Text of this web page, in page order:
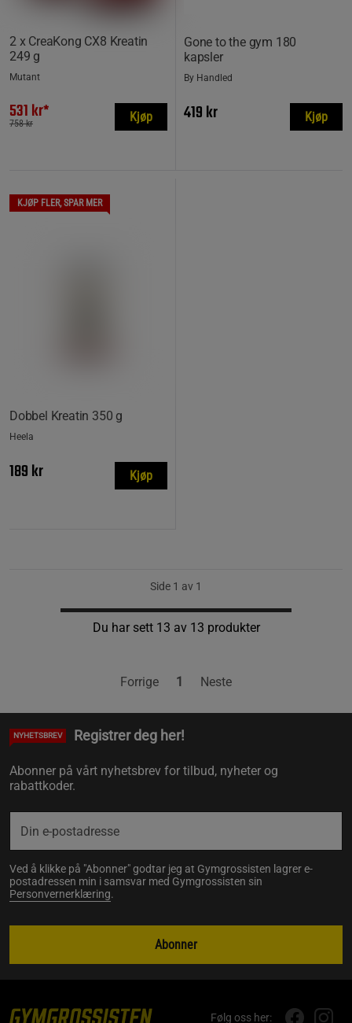
2 x CreaKong CX8 Kreatin
249 g
Mutant
531 kr*
758 kr Kjøp
Gone to the gym 180
kapsler
By Handled
419 kr Kjøp
KJØP FLER, SPAR MER
Dobbel Kreatin 350 g
Heela
189 kr Kjøp
Side 1 av 1
Du har sett 13 av 13 produkter
Forrige 1 Neste
NYHETSBREV Registrer deg her!
Abonner på vårt nyhetsbrev for tilbud, nyheter og
rabattkoder.
Ved å klikke på "Abonner" godtar jeg at Gymgrossisten lagrer e-
postadressen min i samsvar med Gymgrossisten sin
Personvernerklæring.
Abonner
Følg oss her: